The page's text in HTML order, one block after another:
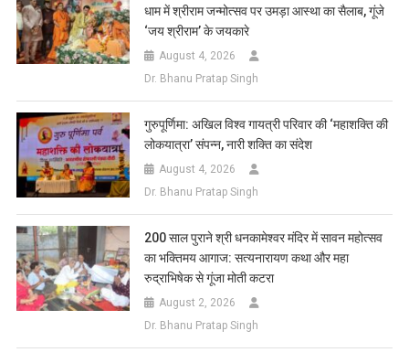
धाम में श्रीराम जन्मोत्सव पर उमड़ा आस्था का सैलाब, गूंजे
‘जय श्रीराम’ के जयकारे
August 4, 2026
Dr. Bhanu Pratap Singh
गुरुपूर्णिमा: अखिल विश्व गायत्री परिवार की ‘महाशक्ति की
लोकयात्रा’ संपन्न, नारी शक्ति का संदेश
August 4, 2026
Dr. Bhanu Pratap Singh
200 साल पुराने श्री धनकामेश्वर मंदिर में सावन महोत्सव
का भक्तिमय आगाज: सत्यनारायण कथा और महा
रुद्राभिषेक से गूंजा मोती कटरा
August 2, 2026
Dr. Bhanu Pratap Singh